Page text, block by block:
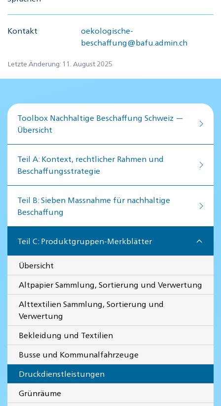
Kontakt
oekologische-
beschaffung@bafu.admin.ch
Letzte Änderung: 11. August 2025
Toolbox Nachhaltige Beschaffung Schweiz —
Übersicht
Teil A: Kontext, rechtlicher Rahmen und
Beschaffungsstrategie
Teil B: Sieben Massnahme für nachhaltige
Beschaffung
Teil C: Produktgruppen-Merkblätter
Übersicht
Altpapier Sammlung, Sortierung und Verwertung
Alttextilien Sammlung, Sortierung und
Verwertung
Bekleidung und Textilien
Busse und Kommunalfahrzeuge
Druckdienstleistungen
Grünräume